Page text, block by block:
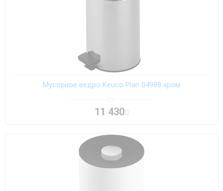
Мусорное ведро Keuco Plan 04988 хром
11 430